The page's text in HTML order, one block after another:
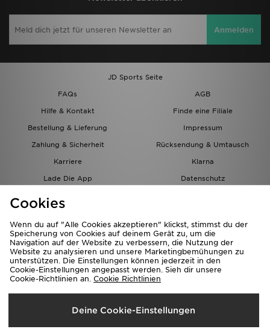
Anmelden
JD Sports Seite
FAQs
AGB
Hilfe & Kontakt
Finde eine Filiale
Bestellung & Lieferung
Impressum
Zahlung & Sicherheit
Rücksendung & Umtausch
Karriere
Klarna
Lade Die App
Datenschutz
Lieferung Nach
Österreich
Cookies
Wenn du auf "Alle Cookies akzeptieren" klickst, stimmst du der
Speicherung von Cookies auf deinem Gerät zu, um die
Navigation auf der Website zu verbessern, die Nutzung der
Website zu analysieren und unsere Marketingbemühungen zu
unterstützen. Die Einstellungen können jederzeit in den
Cookie-Einstellungen angepasst werden. Sieh dir unsere
Cookie-Richtlinien an. Cookie Richtlinien
Deine Cookie-Einstellungen